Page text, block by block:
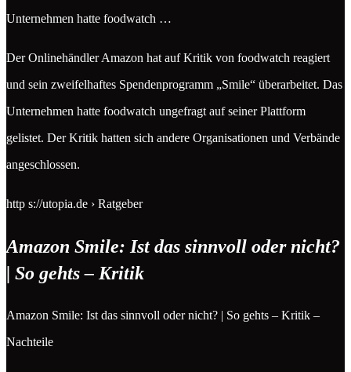
Unternehmen hatte foodwatch …
Der Onlinehändler Amazon hat auf Kritik von foodwatch reagiert
und sein zweifelhaftes Spendenprogramm „Smile“ überarbeitet. Das
Unternehmen hatte foodwatch ungefragt auf seiner Plattform
gelistet. Der Kritik hatten sich andere Organisationen und Verbände
angeschlossen.
http s://utopia.de › Ratgeber
Amazon Smile: Ist das sinnvoll oder nicht?
| So gehts – Kritik
Amazon Smile: Ist das sinnvoll oder nicht? | So gehts – Kritik –
Nachteile